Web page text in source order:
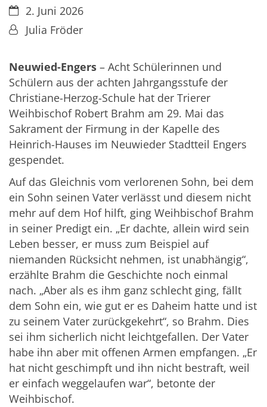
Datum:2. Juni 2026
Von:Julia Fröder
Neuwied-Engers – Acht Schülerinnen und
Schülern aus der achten Jahrgangsstufe der
Christiane-Herzog-Schule hat der Trierer
Weihbischof Robert Brahm am 29. Mai das
Sakrament der Firmung in der Kapelle des
Heinrich-Hauses im Neuwieder Stadtteil Engers
gespendet.
Auf das Gleichnis vom verlorenen Sohn, bei dem
ein Sohn seinen Vater verlässt und diesem nicht
mehr auf dem Hof hilft, ging Weihbischof Brahm
in seiner Predigt ein. „Er dachte, allein wird sein
Leben besser, er muss zum Beispiel auf
niemanden Rücksicht nehmen, ist unabhängig“,
erzählte Brahm die Geschichte noch einmal
nach. „Aber als es ihm ganz schlecht ging, fällt
dem Sohn ein, wie gut er es Daheim hatte und ist
zu seinem Vater zurückgekehrt“, so Brahm. Dies
sei ihm sicherlich nicht leichtgefallen. Der Vater
habe ihn aber mit offenen Armen empfangen. „Er
hat nicht geschimpft und ihn nicht bestraft, weil
er einfach weggelaufen war“, betonte der
Weihbischof.